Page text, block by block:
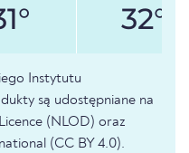
32°
Instytutu
są udostępniane na
(NLOD) oraz
(CC BY 4.0).